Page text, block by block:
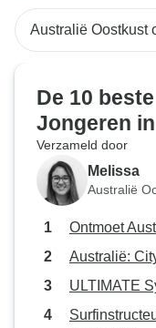
Australië Oostkust
De 10
Jongeren
Verzameld door
Melissa
Australië
Ontmoet
Australië:
ULTIMATE